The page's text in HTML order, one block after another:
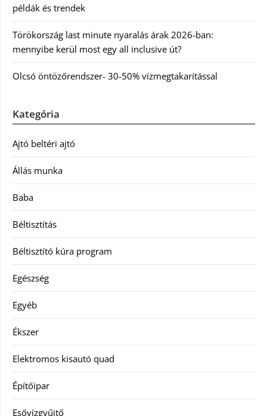
példák és trendek
Törökország last minute nyaralás árak 2026-ban:
mennyibe kerül most egy all inclusive út?
Olcsó öntözőrendszer- 30-50% vízmegtakarítással
Kategória
Ajtó beltéri ajtó
Állás munka
Baba
Béltisztítás
Béltisztító kúra program
Egészség
Egyéb
Ékszer
Elektromos kisautó quad
Építőipar
Esővízgyűjtő